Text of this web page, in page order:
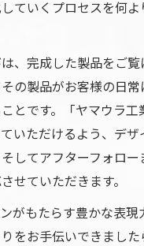
ていくプロセスを何
、完成した製品をご
の製品がお客様の日常
とです。「ヤマウラ工
いただけるよう、デ
してアフターフォロー
せていただきます。
がもたらす豊かな表
をお手伝いできました